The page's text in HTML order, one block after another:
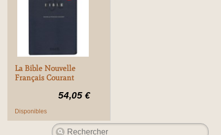
La Bible Nouvelle
Français Courant
54,05 €
Disponibles